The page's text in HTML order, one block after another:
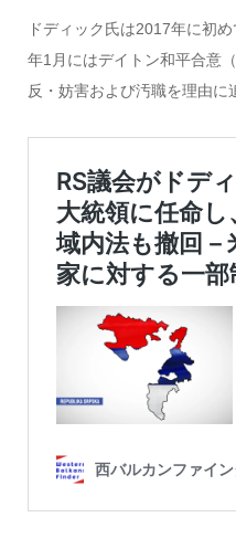
ドディック氏は2017年に初
年1月にはデイトン和平合意
反・妨害および汚職を理由に